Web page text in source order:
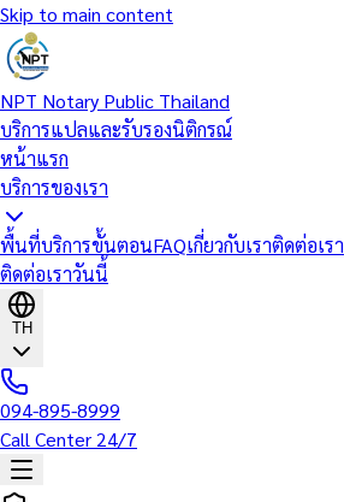
Skip to main content
NPT Notary Public Thailand
บริการแปลและรับรองนิติกรณ์
หน้าแรก
บริการของเรา
พื้นที่บริการขั้นตอนFAQเกี่ยวกับเราติดต่อเรา
ติดต่อเราวันนี้
TH
094-895-8999
Call Center 24/7